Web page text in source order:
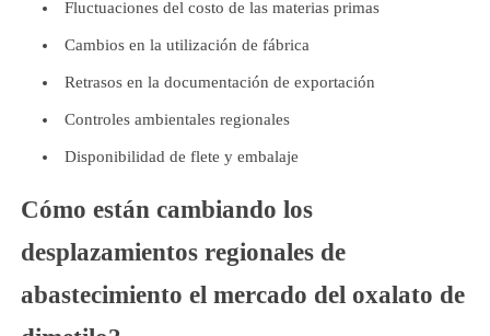
Fluctuaciones del costo de las materias primas
Cambios en la utilización de fábrica
Retrasos en la documentación de exportación
Controles ambientales regionales
Disponibilidad de flete y embalaje
Cómo están cambiando los
desplazamientos regionales de
abastecimiento el mercado del oxalato de